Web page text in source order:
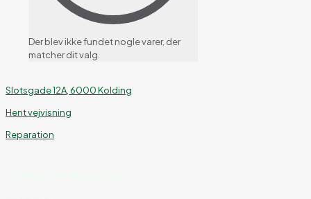
Der blev ikke fundet nogle varer, der
matcher dit valg.
Slotsgade 12A, 6000 Kolding
Hent vejvisning
Reparation